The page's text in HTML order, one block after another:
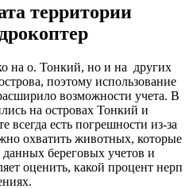
территории
на о. Тонкий, но и на других
поэтому использование
возможности учета. В
на островах Тонкий и
есть погрешности из-за
охватить животных, которые
береговых учетов и
оценить, какой процент нерп